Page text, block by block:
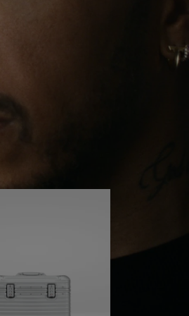
von seiner Lust auf neue
Welt hört er nicht auf, sich
und immer weiter zu lernen.
immer an seiner Seite – und
die Geschichte eines
was er dort erlebt hat.